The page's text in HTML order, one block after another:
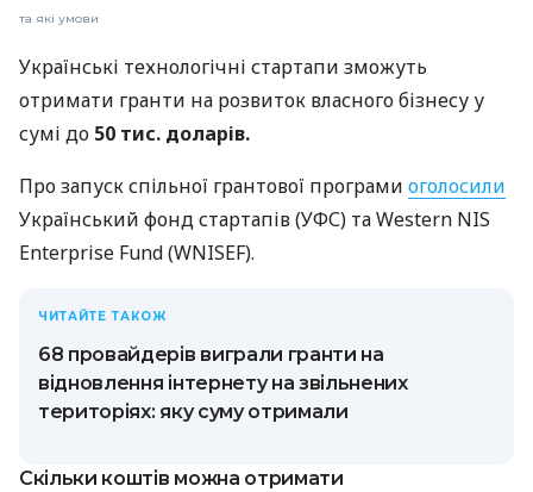
та які умови
Українські технологічні стартапи зможуть
отримати гранти на розвиток власного бізнесу у
сумі до 50 тис. доларів.
Про запуск спільної грантової програми оголосили
Український фонд стартапів (УФС) та Western NIS
Enterprise Fund (WNISEF).
ЧИТАЙТЕ ТАКОЖ
68 провайдерів виграли гранти на
відновлення інтернету на звільнених
територіях: яку суму отримали
Скільки коштів можна отримати